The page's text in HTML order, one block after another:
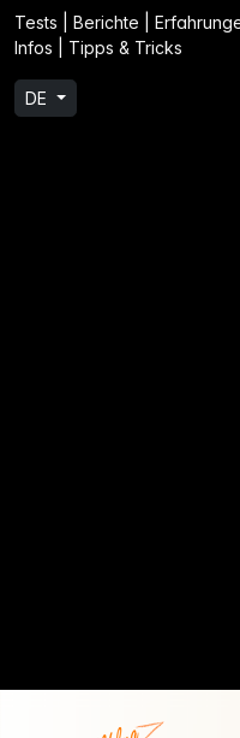
Tests | Berichte |
Infos | Tipps & Tricks
DE